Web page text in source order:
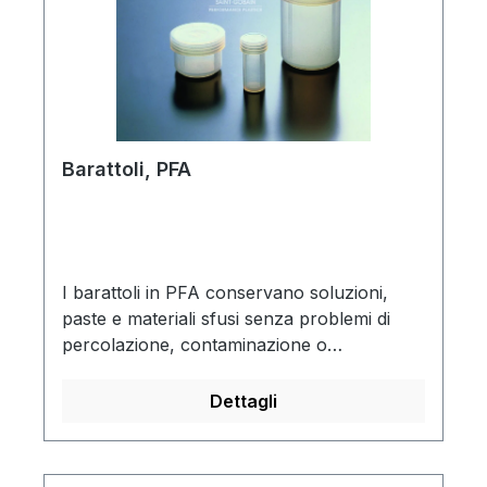
Barattoli, PFA
I barattoli in PFA conservano soluzioni,
paste e materiali sfusi senza problemi di
percolazione, contaminazione o
corrosivi, acidi, solventi, reagenti sensibili e
ed una superficie anti-aderente per facile
Dettagli